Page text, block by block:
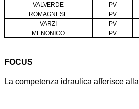
VALVERDE
PV
ROMAGNESE
PV
VARZI
PV
MENONICO
PV
FOCUS
La competenza idraulica afferisce alla